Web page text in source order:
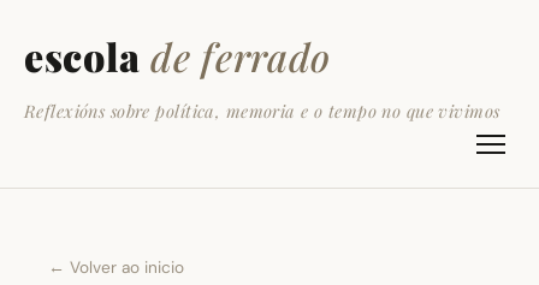
escola de ferrado
Reflexións sobre política, memoria e o tempo no que vivimos
← Volver ao inicio